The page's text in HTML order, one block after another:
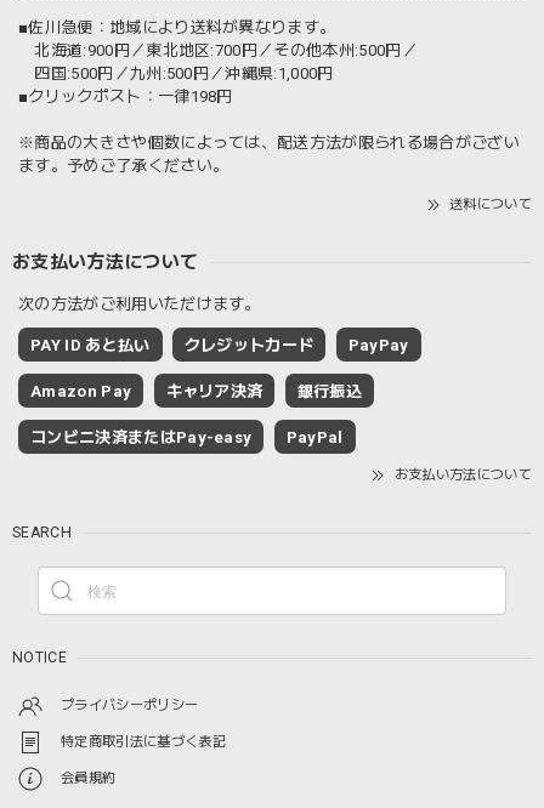
■佐川急便：地域により送料が異なります。
北海道:900円／東北地区:700円／その他本州:500円／
四国:500円／九州:500円／沖縄県:1,000円
■クリックポスト：一律198円
※商品の大きさや個数によっては、配送方法が限られる場合がござい
ます。予めご了承ください。
送料について
お支払い方法について
次の方法がご利用いただけます。
PAY ID あと払い クレジットカード PayPay
Amazon Pay キャリア決済 銀行振込
コンビニ決済またはPay-easy PayPal
お支払い方法について
SEARCH
NOTICE
プライバシーポリシー
特定商取引法に基づく表記
会員規約